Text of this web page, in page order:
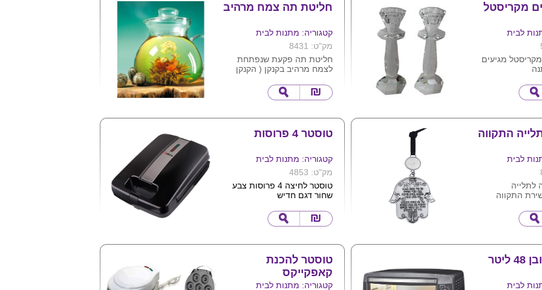
להתמכר
האחרונה", אורי
לשמוע
לאומי
חובה בכל
היהודית
מקריסטל
לבית
מגיעים
חליטת תה צמח מרהיב
קטגוריה: מתנות לבית
מק"ט: 8431
חליטת תה פקעת שנפתחת
לצמח מרהיב בקנקן ( הקנקן
קנקים וחליטות )
הופך כל אירוח לנעים ומהנה
התקווה
לבית
לתלייה
התקווה
טוסטר 4 פרוסות
קטגוריה: מתנות לבית
מק"ט: 4853
טוסטר לחיצה 4 פרוסות צבע
שחור דגם חדיש
הידבקות'
הספקw1200,i
ניתן לוגו של הלקוח ע"ג האריזה
באמצעות מדבקה
טוסטר אובן 48 ליטר
לבית
טוסטר להכנת
קאפקייקס
קטגוריה: מתנות לבית